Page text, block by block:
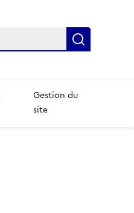
Gestion du
site